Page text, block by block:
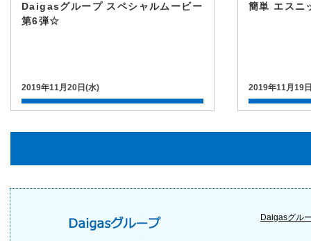
Daigasグループ スペシャルムービー
第6弾☆
2019年11月20日(水)
簡単 エスニ
2019年11月19
Daigasグル